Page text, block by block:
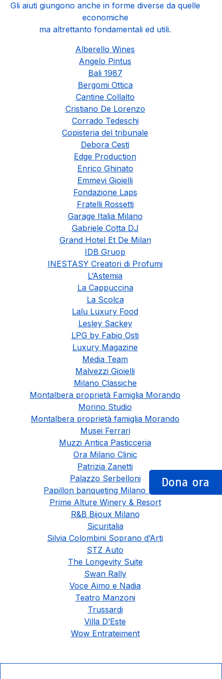
Gli aiuti giungono anche in forme diverse da quelle
economiche
ma altrettanto fondamentali ed utili.
Alberello Wines
Angelo Pintus
Bali 1987
Bergomi Ottica
Cantine Collalto
Cristiano De Lorenzo
Corrado Tedeschi
Copisteria del tribunale
Debora Cesti
Edge Production
Enrico Ghinato
Emmevi Gioielli
Fondazione Laps
Fratelli Rossetti
Garage Italia Milano
Gabriele Cotta DJ
Grand Hotel Et De Milan
IDB Gruop
INESTASY Creatori di Profumi
L’Astemia
La Cappuccina
La Scolca
Lalu Luxury Food
Lesley Sackey
LPG by Fabio Osti
Luxury Magazine
Media Team
Malvezzi Gioielli
Milano Classiche
Montalbera proprietà Famiglia Morando
Morino Studio
Montalbera proprietà famiglia Morando
Musei Ferrari
Muzzi Antica Pasticceria
Ora Milano Clinic
Patrizia Zanetti
Palazzo Serbelloni
Papillon banqueting Milano 1990
Prime Alture Winery & Resort
R&B Bijoux Milano
Sicuritalia
Silvia Colombini Soprano d’Arti
STZ Auto
The Longevity Suite
Swan Rally
Voce Aimo e Nadia
Teatro Manzoni
Trussardi
Villa D’Este
Wow Entrateiment
Dona ora